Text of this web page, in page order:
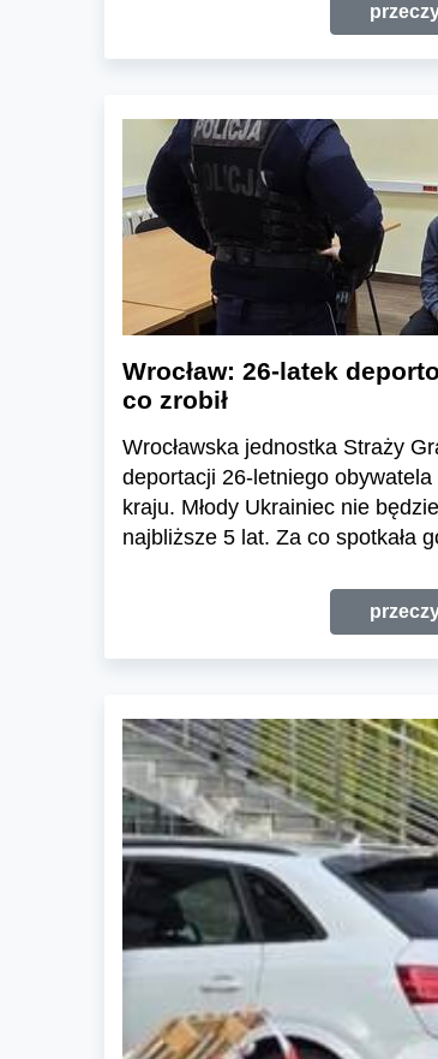
Wrocław: 26-latek
co zrobił
Wrocławska jednostka Straży
deportacji 26-letniego
kraju. Młody Ukrainiec nie
najbliższe 5 lat. Za co spotkała